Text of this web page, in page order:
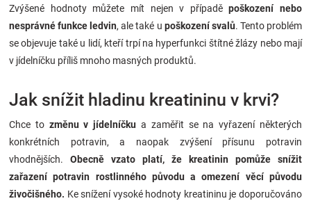
Zvýšené hodnoty můžete mít nejen v případěpoškození nebo
nesprávné funkce ledvin, ale také u poškození svalů. Tento problém
se objevuje také u lidí, kteří trpí na hyperfunkci štítné žlázy nebo mají
v jídelníčku příliš mnoho masných produktů.
Jak snížit hladinu kreatininu v krvi?
Chce to změnu v jídelníčku a zaměřit se na vyřazení některých
konkrétních potravin, a naopak zvýšení přísunu potravin
vhodnějších. Obecně vzato platí, že kreatinin pomůže snížit
zařazení potravin rostlinného původu a omezení věcí původu
živočišného. Ke snížení vysoké hodnoty kreatininu je doporučováno